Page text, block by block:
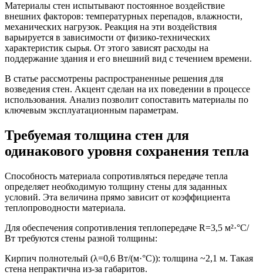
Материалы стен испытывают постоянное воздействие
внешних факторов: температурных перепадов, влажности,
механических нагрузок. Реакция на эти воздействия
варьируется в зависимости от физико-технических
характеристик сырья. От этого зависят расходы на
поддержание здания и его внешний вид с течением времени.
В статье рассмотрены распространенные решения для
возведения стен. Акцент сделан на их поведении в процессе
использования. Анализ позволит сопоставить материалы по
ключевым эксплуатационным параметрам.
Требуемая толщина стен для
одинакового уровня сохранения тепла
Способность материала сопротивляться передаче тепла
определяет необходимую толщину стены для заданных
условий. Эта величина прямо зависит от коэффициента
теплопроводности материала.
Для обеспечения сопротивления теплопередаче R=3,5 м²·°C/
Вт требуются стены разной толщины:
Кирпич полнотелый (λ=0,6 Вт/(м·°C)): толщина ~2,1 м. Такая
стена непрактична из-за габаритов.